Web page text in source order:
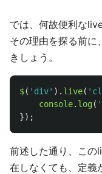
では、何故便利な
その理由を探る前に
きしょう。
$( ' div' ). live( '
console. log( '
});
前述した通り、こ
在しなくても、定義